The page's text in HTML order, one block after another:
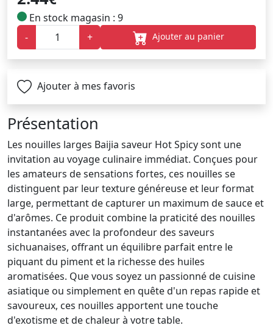
En stock magasin : 9
-
+ Ajouter au panier
Ajouter à mes favoris
Présentation
Les nouilles larges Baijia saveur Hot Spicy sont une
invitation au voyage culinaire immédiat. Conçues pour
les amateurs de sensations fortes, ces nouilles se
distinguent par leur texture généreuse et leur format
large, permettant de capturer un maximum de sauce et
d'arômes. Ce produit combine la praticité des nouilles
instantanées avec la profondeur des saveurs
sichuanaises, offrant un équilibre parfait entre le
piquant du piment et la richesse des huiles
aromatisées. Que vous soyez un passionné de cuisine
asiatique ou simplement en quête d'un repas rapide et
savoureux, ces nouilles apportent une touche
d'exotisme et de chaleur à votre table.